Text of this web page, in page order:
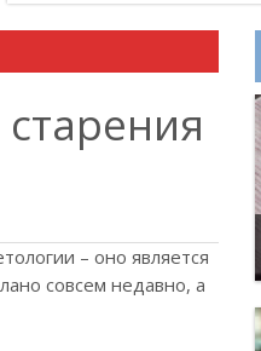
– оно является
совсем недавно, а